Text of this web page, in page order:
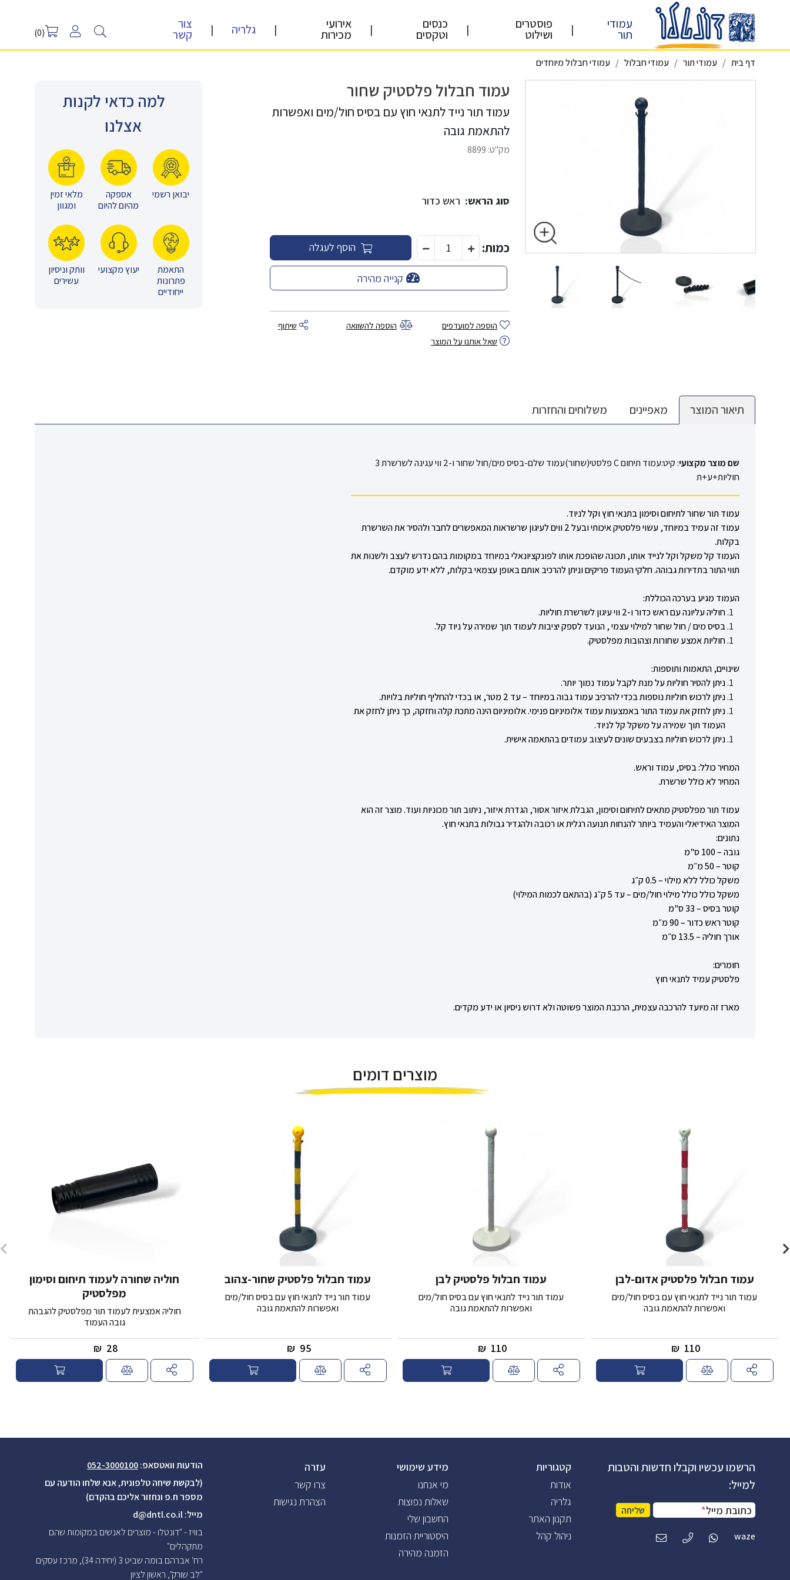
עמודי
תור | פוסטרים
ושילוט | כנסים
וטקסים | אירועי
מכירות | גלריה | צור
קשר (0)
דף בית עמודי תור עמודי חבלול עמודי חבלול מיוחדים
עמוד חבלול פלסטיק שחור
עמוד תור נייד לתנאי חוץ עם בסיס חול/מים ואפשרות
להתאמת גובה
מק"ט: 8899
סוג הראש: ראש כדור
כמות: הוסף לעגלה
קנייה מהירה
הוספה למועדפים הוספה להשוואה
שיתוף
שאל אותנו על המוצר
למה כדאי לקנות
אצלנו
יבואן רשמי
אספקה
מהיום להיום
מלאי זמין
ומגוון
התאמת
פתרונות
ייחודיים
יעוץ מקצועי
וותק וניסיון
עשירים
תיאור המוצר מאפיינים משלוחים והחזרות
שם מוצר מקצועי:
קיט:עמוד תיחום C פלסטי(שחור)עמוד שלם-בסיס מים/חול שחור ו-2 ווי עגינה לשרשרת 3
חוליות+ע+ת
עמוד תור שחור לתיחום וסימון בתנאי חוץ וקל לניוד.
עמוד זה עמיד במיוחד, עשוי פלסטיק איכותי ובעל2ווים לעיגון שרשראות המאפשרים לחבר ולהסיר את השרשרת
בקלות.
העמוד קל משקל וקל לנייד אותו, תכונה שהופכת אותו לפונקציונאלי במיוחד במקומות בהם נדרש לעצב ולשנות את
תווי התור בתדירות גבוהה. חלקי העמוד פריקים וניתן להרכיב אותם באופן עצמאי בקלות, ללא ידע מוקדם.
העמוד מגיע בערכה הכוללת:
חוליה עליונה עם ראש כדור ו-2 ווי עיגון לשרשרת חוליות.
בסיס מים / חול שחור למילוי עצמי,הנועד לספק יציבות לעמוד תוך שמירה על ניוד קל.
חוליות אמצע שחורות וצהובות מפלסטיק.
שינויים, התאמות ותוספות:
ניתן להסיר חוליות על מנת לקבל עמוד נמוך יותר.
ניתן לרכוש חוליות נוספות בכדי להרכיב עמוד גבוה במיוחד –עד 2 מטר, או בכדי להחליף חוליות בלויות.
ניתן לחזק את עמוד התור באמצעות עמוד אלומיניום פנימי. אלומיניום הינה מתכת קלה וחזקה, כך ניתן לחזק את
העמוד תוך שמירה על משקל קל לניוד.
ניתן לרכוש חוליות בצבעים שונים לעיצוב עמודים בהתאמה אישית.
המחיר כולל: בסיס, עמוד וראש.
המחיר לא כולל שרשרת.
עמוד תור מפלסטיק מתאים לתיחום וסימון, הגבלתאיזוראסור, הגדרתאיזור, ניתוב תור מכוניות ועוד. מוצר זה הוא
המוצר האידיאלי והעמיד ביותר להנחות תנועה רגלית או רכובה ולהגדיר גבולות בתנאי חוץ.
נתונים:
גובה –100ס"מ
קוטר –50 מ״מ
משקל כולל ללא מילוי– 0.5 ק״ג
משקל כוללכוללמילוי חול/מים–עד 5 ק״ג (בהתאם לכמות המילוי)
קוטר בסיס –33ס"מ
קוטר ראש כדור–
90 מ״מ
אורך חוליה– 13.5 ס״מ
חומרים:
פלסטיק עמיד לתנאי חוץ
מארז זה מיועד להרכבה עצמית, הרכבת המוצר פשוטה ולא דרוש ניסיון או ידע מקדים.
מוצרים דומים
עמוד חבלול פלסטיק אדום-לבן
עמוד תור נייד לתנאי חוץ עם בסיס חול/מים
ואפשרות להתאמת גובה
110
₪
עמוד חבלול פלסטיק לבן
עמוד תור נייד לתנאי חוץ עם בסיס חול/מים
ואפשרות להתאמת גובה
110
₪
עמוד חבלול פלסטיק שחור-צהוב
עמוד תור נייד לתנאי חוץ עם בסיס חול/מים
ואפשרות להתאמת גובה
95
₪
חוליה שחורה לעמוד תיחום וסימון
מפלסטיק
חוליה אמצעית לעמוד תור מפלסטיק להגבהת
גובה העמוד
28
₪
הרשמו עכשיו וקבלו חדשות והטבות
למייל:
כתובת מייל* שליחה
waze
קטגוריות
אודות
גלריה
תקנון האתר
ניהול קהל
מידע שימושי
מי אנחנו
שאלות נפוצות
החשבון שלי
היסטוריית הזמנות
הזמנה מהירה
עזרה
צרו קשר
הצהרת נגישות
הודעות וואטסאפ:052-3000100
(לבקשת שיחה טלפונית, אנא שלחו הודעה עם
מספר ח.פ ונחזור אליכם בהקדם)
מייל:d@dntl.co.il
בוויז - "דונטלו - מוצרים לאנשים במקומות שהם
מתקהלים"
רח' אברהם בומה שביט 3 (יחידה 34), מרכז עסקים
"לב שורק", ראשון לציון